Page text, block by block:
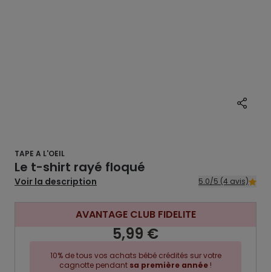
TAPE A L'OEIL
Le t-shirt rayé floqué
Voir la description 5.0/5 (4 avis)
AVANTAGE CLUB FIDELITE
5,99 €
10% de tous vos achats bébé crédités sur votre
cagnotte pendant sa première année !